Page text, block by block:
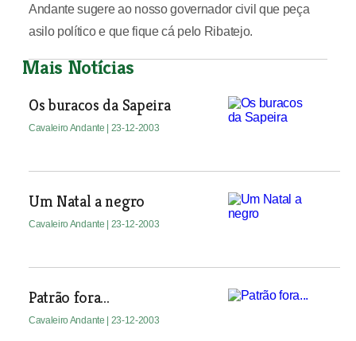
Andante sugere ao nosso governador civil que peça
asilo político e que fique cá pelo Ribatejo.
Mais Notícias
Os buracos da Sapeira
Cavaleiro Andante | 23-12-2003
Um Natal a negro
Cavaleiro Andante | 23-12-2003
Patrão fora...
Cavaleiro Andante | 23-12-2003